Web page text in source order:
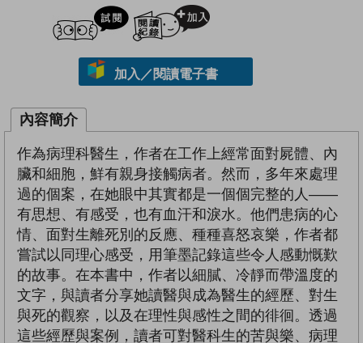
試閲
加入／閱讀電子書
內容簡介
作為病理科醫生，作者在工作上經常面對屍體、內
臟和細胞，鮮有親身接觸病者。然而，多年來處理
過的個案，在她眼中其實都是一個個完整的人——
有思想、有感受，也有血汗和淚水。他們患病的心
情、面對生離死別的反應、種種喜怒哀樂，作者都
嘗試以同理心感受，用筆墨記錄這些令人感動慨歎
的故事。在本書中，作者以細膩、冷靜而帶溫度的
文字，與讀者分享她讀醫與成為醫生的經歷、對生
與死的觀察，以及在理性與感性之間的徘徊。透過
這些經歷與案例，讀者可對醫科生的苦與樂、病理